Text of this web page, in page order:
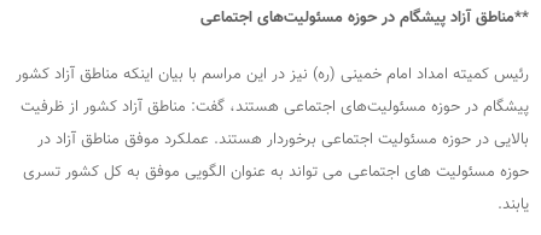
**مناطق آزاد پیشگام در حوزه مسئولیت‌های اجتماعی
رئیس کمیته امداد امام خمینی (ره) نیز در این مراسم با بیان اینکه مناطق آزاد کشور
پیشگام در حوزه مسئولیت‌های اجتماعی هستند، گفت: مناطق آزاد کشور از ظرفیت
بالایی در حوزه مسئولیت اجتماعی برخوردار هستند. عملکرد موفق مناطق آزاد در
حوزه مسئولیت های اجتماعی می تواند به عنوان الگویی موفق به کل کشور تسری
یابند.